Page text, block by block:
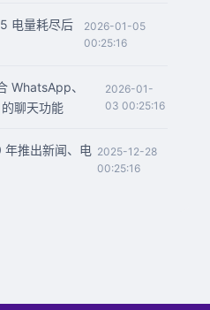
电量耗尽后
2026-01-05
00:25:16
WhatsApp、
聊天功能
2026-01-
03 00:25:16
推出新闻、电 2025-12-28
00:25:16